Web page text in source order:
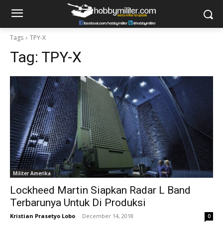
Tags TPY-X
Tag: TPY-X
Militer Amerika
Lockheed Martin Siapkan Radar L Band
Terbarunya Untuk Di Produksi
Kristian Prasetyo Lobo - December 14, 2018 0